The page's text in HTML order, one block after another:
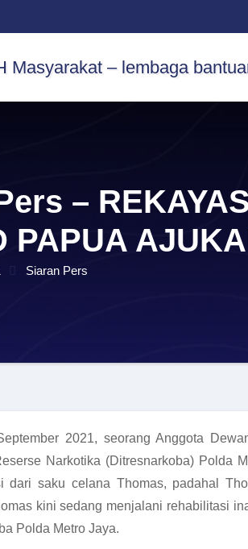
–
PAPUA
Siaran Pers
2021, seorang Anggota
Narkotika (Ditresnarkoba) Polda
dari saku celana Thomas, padahal
kini sedang menjalani rehabilitasi
Polda Metro Jaya.